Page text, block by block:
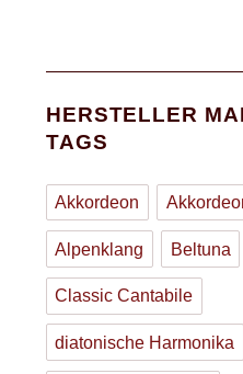
HERSTELLER
TAGS
Akkordeon
Alpenklang Beltuna
Classic Cantabile
diatonische Harmonika